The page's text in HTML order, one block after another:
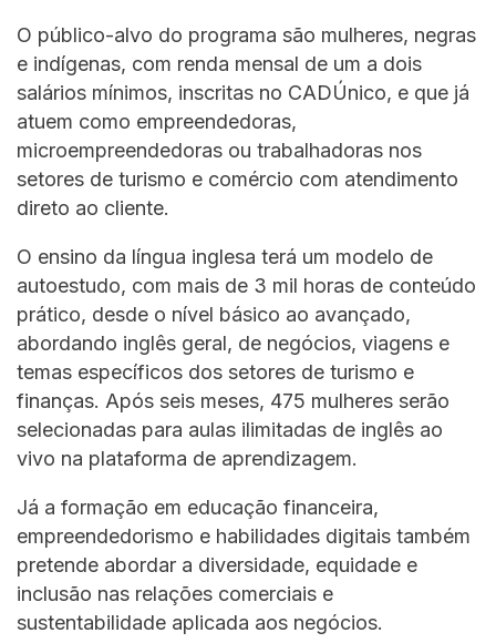
O público-alvo do programa são mulheres, negras
e indígenas, com renda mensal de um a dois
salários mínimos, inscritas no CADÚnico, e que já
atuem como empreendedoras,
microempreendedoras ou trabalhadoras nos
setores de turismo e comércio com atendimento
direto ao cliente.
O ensino da língua inglesa terá um modelo de
autoestudo, com mais de 3 mil horas de conteúdo
prático, desde o nível básico ao avançado,
abordando inglês geral, de negócios, viagens e
temas específicos dos setores de turismo e
finanças. Após seis meses, 475 mulheres serão
selecionadas para aulas ilimitadas de inglês ao
vivo na plataforma de aprendizagem.
Já a formação em educação financeira,
empreendedorismo e habilidades digitais também
pretende abordar a diversidade, equidade e
inclusão nas relações comerciais e
sustentabilidade aplicada aos negócios.